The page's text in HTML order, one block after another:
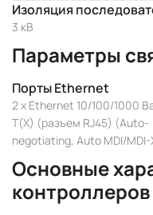
Изоляция
3 кВ
Параметры
Порты Ethernet
2 x Ethernet 10/100/1000
T(X) (разъем RJ45) (Auto-
negotiating, Auto MDI/MDI-
Основные
контроллеров